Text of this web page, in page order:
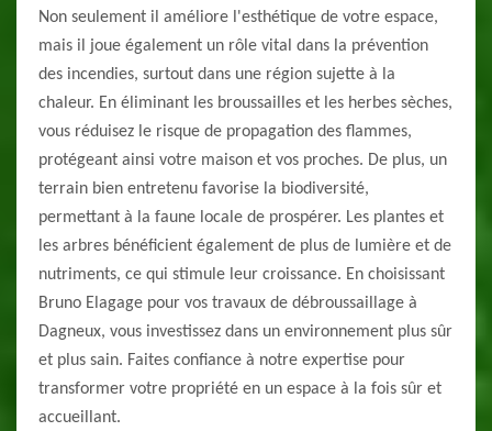
Non seulement il améliore l'esthétique de votre espace,
mais il joue également un rôle vital dans la prévention
des incendies, surtout dans une région sujette à la
chaleur. En éliminant les broussailles et les herbes sèches,
vous réduisez le risque de propagation des flammes,
protégeant ainsi votre maison et vos proches. De plus, un
terrain bien entretenu favorise la biodiversité,
permettant à la faune locale de prospérer. Les plantes et
les arbres bénéficient également de plus de lumière et de
nutriments, ce qui stimule leur croissance. En choisissant
Bruno Elagage pour vos travaux de débroussaillage à
Dagneux, vous investissez dans un environnement plus sûr
et plus sain. Faites confiance à notre expertise pour
transformer votre propriété en un espace à la fois sûr et
accueillant.